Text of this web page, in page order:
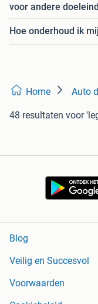
voor andere
Hoe onderhoud ik
Home Auto
48 resultaten voor
Blog
Veilig en Succesvol
Voorwaarden